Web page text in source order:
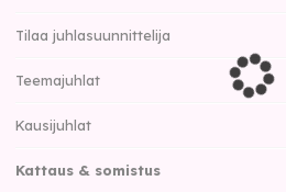
Tilaa juhlasuunnittelija
Teemajuhlat
Kausijuhlat
Kattaus & somistus